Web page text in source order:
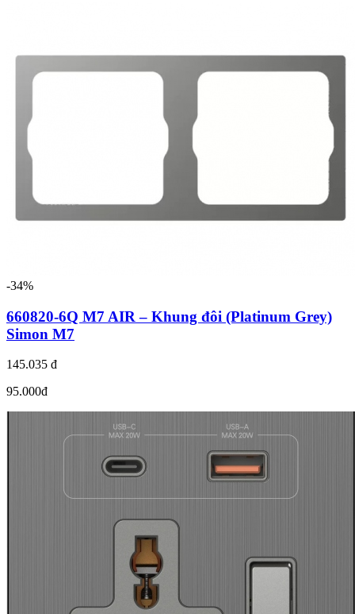
-34%
660820-6Q M7 AIR – Khung đôi (Platinum Grey)
Simon M7
145.035 đ
95.000đ